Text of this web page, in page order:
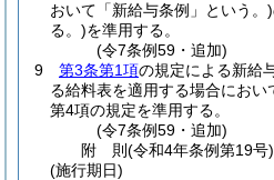
おいて「新給与条例」という。)
る。)を準用する。
(令7条例59・追加)
9
第3条第1項の規定による新給
る給料表を適用する場合におい
第4項の規定を準用する。
(令7条例59・追加)
附 則(令和4年条例第19号)
(施行期日)